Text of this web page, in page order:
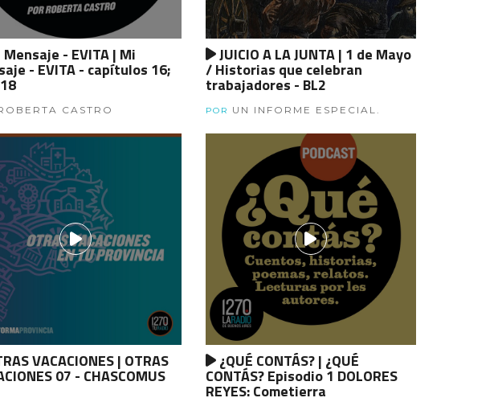
- EVITA | Mi
- EVITA - capítulos 16;
CASTRO
JUICIO A LA JUNTA | 1 de Mayo
/ Historias que celebran
trabajadores - BL2
POR UN INFORME ESPECIAL.
VACACIONES | OTRAS
07 - CHASCOMUS
¿QUÉ CONTÁS? | ¿QUÉ
CONTÁS? Episodio 1 DOLORES
REYES: Cometierra